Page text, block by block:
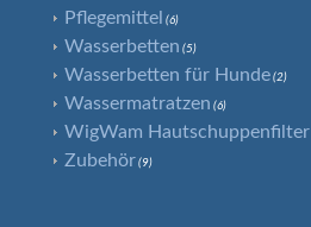
Pflegemittel (6)
Wasserbetten (5)
Wasserbetten für Hunde (2)
Wassermatratzen (6)
WigWam Hautschuppenfilter
Zubehör (9)